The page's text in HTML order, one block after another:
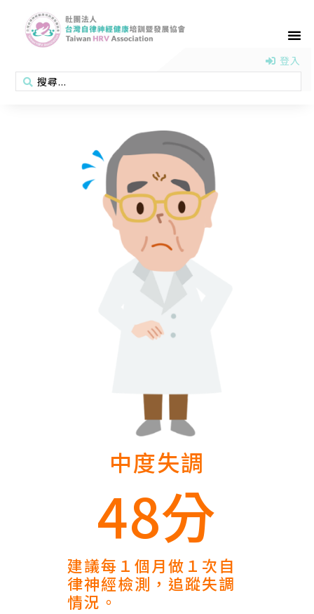
登入
中度失調
48分
建議每１個月做１次自
律神經檢測，追蹤失調
情況。